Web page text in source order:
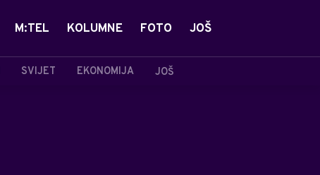
SVIJET EKONOMIJA JOŠ
M:TEL KOLUMNE FOTO JOŠ